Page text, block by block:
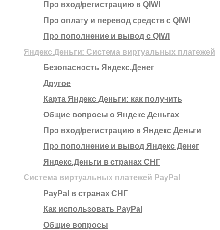
Про вход/регистрацию в QIWI
Про оплату и перевод средств c QIWI
Про пополнение и вывод с QIWI
Яндекс.Деньги: Система виртуальных платежей
Безопасность Яндекс.Денег
Другое
Карта Яндекс Деньги: как получить
Общие вопросы о Яндекс Деньгах
Про вход/регистрацию в Яндекс Деньги
Про пополнение и вывод Яндекс Денег
Яндекс.Деньги в странах СНГ
Система виртуальных платежей PayPal
PayPal в странах СНГ
Как использовать PayPal
Общие вопросы